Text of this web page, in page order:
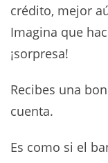
crédito, mejor
Imagina que
¡sorpresa!
Recibes una
cuenta.
Es como si el